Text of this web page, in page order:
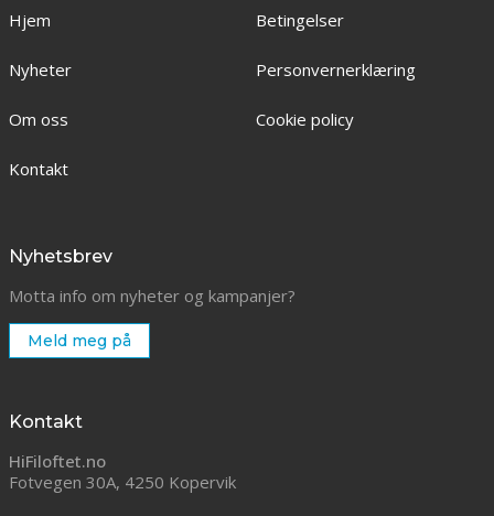
Hjem
Nyheter
Om oss
Kontakt
Betingelser
Personvernerklæring
Cookie policy
Nyhetsbrev
Motta info om nyheter og kampanjer?
Meld meg på
Kontakt
HiFiloftet.no
Fotvegen 30A, 4250 Kopervik